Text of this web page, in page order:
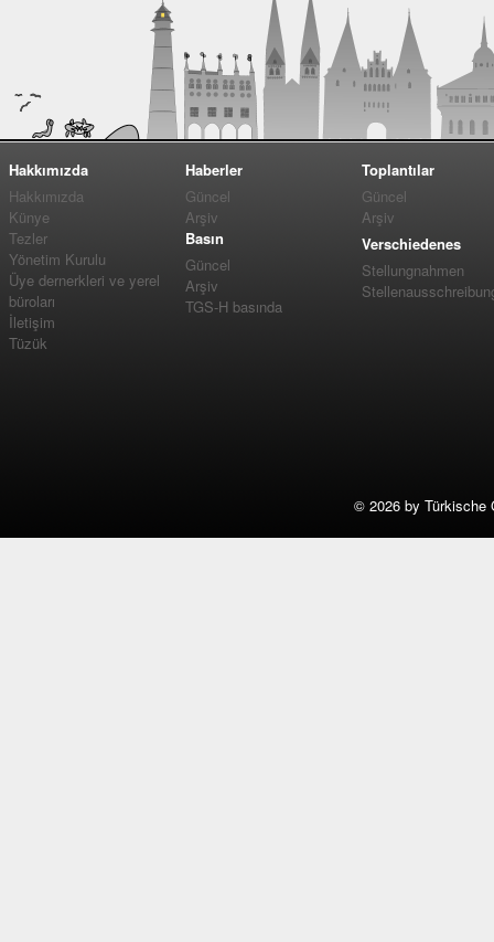
Hakkımızda
Hakkımızda
Künye
Tezler
Yönetim Kurulu
Üye dernerkleri ve yerel
büroları
İletişim
Tüzük
Haberler
Güncel
Arşiv
Basın
Güncel
Arşiv
TGS-H basında
Toplantılar
Güncel
Arşiv
Verschiedenes
Stellungnahmen
© 2026 by Türkische